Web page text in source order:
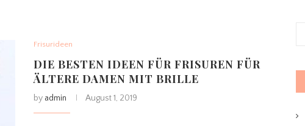
Frisurideen
DIE BESTEN IDEEN FÜR FRISUREN FÜR
ÄLTERE DAMEN MIT BRILLE
by admin August 1, 2019